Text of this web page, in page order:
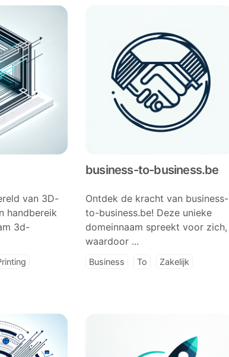
van 3D-
handbereik
3d-
business-to-business.be
Ontdek de kracht van business-
to-business.be! Deze unieke
domeinnaam spreekt voor zich,
waardoor ...
Business To Zakelijk